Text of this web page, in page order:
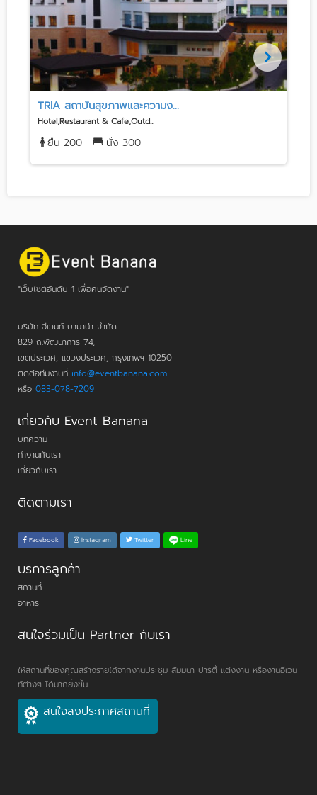
TRIA สถาบันสุขภาพและความง...
Hotel,Restaurant & Cafe,Outd...
ยืน 200 นั่ง 300
"เว็บไซต์อันดับ 1 เพื่อคนจัดงาน"
บริษัท อีเวนท์ บานาน่า จำกัด
829 ถ.พัฒนาการ 74,
เขตประเวศ, แขวงประเวศ, กรุงเทพฯ 10250
ติดต่อทีมงานที่ info@eventbanana.com
หรือ 083-078-7209
เกี่ยวกับ Event Banana
บทความ
ทำงานกับเรา
เกี่ยวกับเรา
ติดตามเรา
Facebook Instagram Twitter Line
บริการลูกค้า
สถานที่
อาหาร
สนใจร่วมเป็น Partner กับเรา
ให้สถานที่ของคุณสร้างรายได้จากงานประชุม สัมมนา ปาร์ตี้ แต่งงาน หรืองานอีเวน
ท์ต่างๆ ได้มากยิ่งขึ้น
สนใจลงประกาศสถานที่